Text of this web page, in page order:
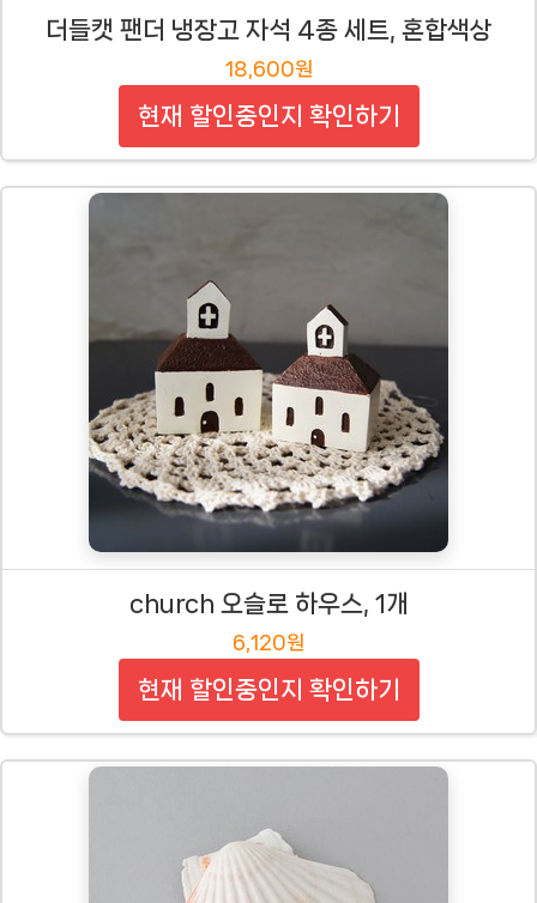
더들캣 팬더 냉장고 자석 4종 세트, 혼합색상
18,600원
현재 할인중인지 확인하기
church 오슬로 하우스, 1개
6,120원
현재 할인중인지 확인하기